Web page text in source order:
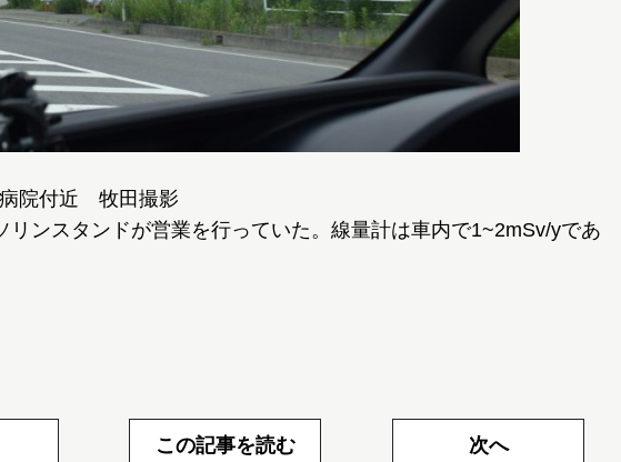
院付近 牧田撮影
リンスタンドが営業を行っていた。線量計は車内で1~2mSv/yであ
この記事を読む 次へ